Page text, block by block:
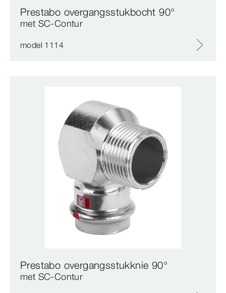
Prestabo overgangsstukbocht 90°
met SC‑Contur
model 1114
Prestabo overgangsstukknie 90°
met SC‑Contur